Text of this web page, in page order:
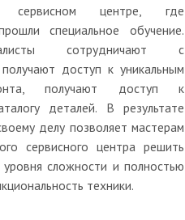
сервисном центре, где
специальное обучение.
сотрудничают с
доступ к уникальным
получают доступ к
деталей. В результате
делу позволяет мастерам
сервисного центра решить
сложности и полностью
техники.